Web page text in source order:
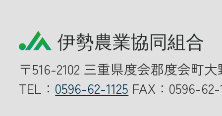
〒516-2102 三重県度会郡度会町
TEL： 0596-62-1125 FAX：0596-62-